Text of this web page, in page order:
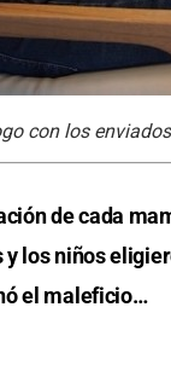
con los
de cada
y los niños
el maleficio…